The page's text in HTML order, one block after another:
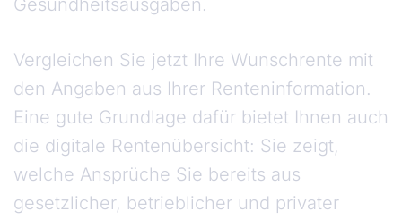
Gesundheitsausgaben.
Vergleichen Sie jetzt Ihre Wunschrente mit
den Angaben aus Ihrer Renteninformation.
Eine gute Grundlage dafür bietet Ihnen auch
die digitale Rentenübersicht: Sie zeigt,
welche Ansprüche Sie bereits aus
gesetzlicher, betrieblicher und privater